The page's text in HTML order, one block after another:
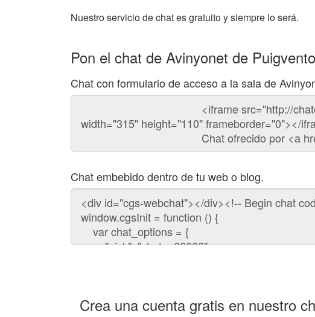
Nuestro servicio de chat es gratuito y siempre lo será.
Pon el chat de Avinyonet de
Chat con formulario de acceso a la sala de
Código
chat
Chat embebido dentro de tu web o blog.
Código
para
embeber
chat
Crea una cuenta gratis en nuestro